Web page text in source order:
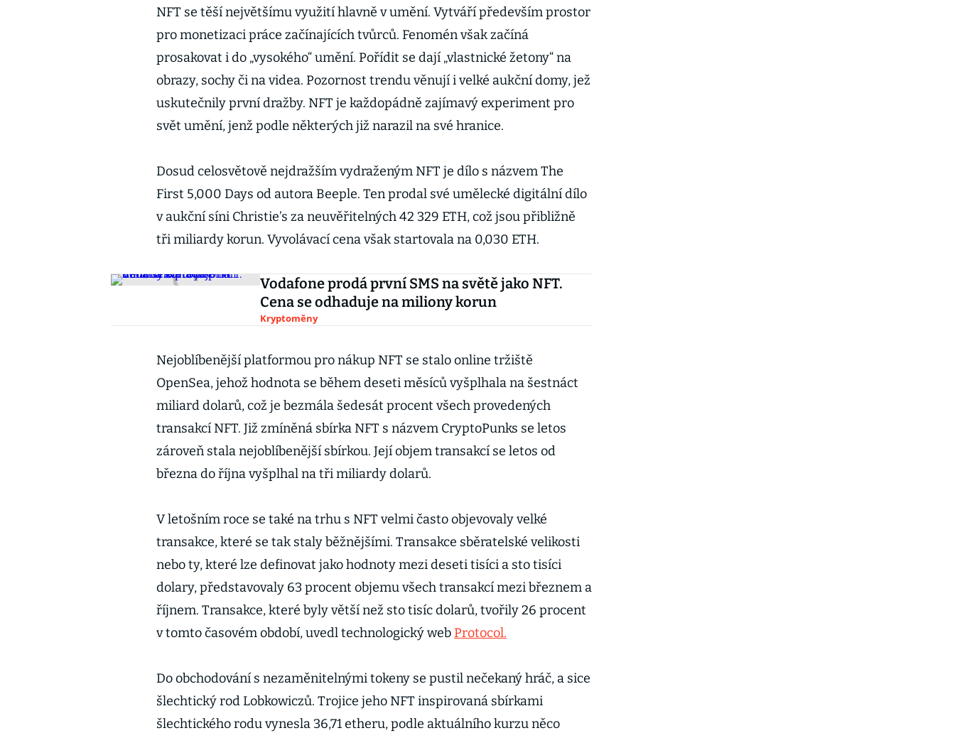
NFT se těší největšímu využití hlavně v umění. Vytváří především prostor
pro monetizaci práce začínajících tvůrců. Fenomén však začíná
prosakovat i do „vysokého“ umění. Pořídit se dají „vlastnické žetony“ na
obrazy, sochy či na videa. Pozornost trendu věnují i velké aukční domy, jež
uskutečnily první dražby. NFT je každopádně zajímavý experiment pro
svět umění, jenž podle některých již narazil na své hranice.
Dosud celosvětově nejdražším vydraženým NFT je dílo s názvem The
First 5,000 Days od autora Beeple. Ten prodal své umělecké digitální dílo
v aukční síni Christie’s za neuvěřitelných 42 329 ETH, což jsou přibližně
tři miliardy korun. Vyvolávací cena však startovala na 0,030 ETH.
Vodafone prodá první SMS na světě jako NFT.
Cena se odhaduje na miliony korun
Kryptoměny
Nejoblíbenější platformou pro nákup NFT se stalo online tržiště
OpenSea, jehož hodnota se během deseti měsíců vyšplhala na šestnáct
miliard dolarů, což je bezmála šedesát procent všech provedených
transakcí NFT. Již zmíněná sbírka NFT s názvem CryptoPunks se letos
zároveň stala nejoblíbenější sbírkou. Její objem transakcí se letos od
března do října vyšplhal na tři miliardy dolarů.
V letošním roce se také na trhu s NFT velmi často objevovaly velké
transakce, které se tak staly běžnějšími. Transakce sběratelské velikosti
nebo ty, které lze definovat jako hodnoty mezi deseti tisíci a sto tisíci
dolary, představovaly 63 procent objemu všech transakcí mezi březnem a
říjnem. Transakce, které byly větší než sto tisíc dolarů, tvořily 26 procent
v tomto časovém období, uvedl technologický web Protocol.
Do obchodování s nezaměnitelnými tokeny se pustil nečekaný hráč, a sice
šlechtický rod Lobkowiczů. Trojice jeho NFT inspirovaná sbírkami
šlechtického rodu vynesla 36,71 etheru, podle aktuálního kurzu něco